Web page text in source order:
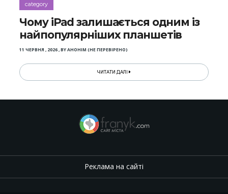
category
Чому iPad залишається одним із
найпопулярніших планшетів
11 ЧЕРВНЯ , 2026,BYАНОНІМ (НЕ ПЕРЕВІРЕНО)
ЧИТАТИ ДАЛІ
Реклама на сайті